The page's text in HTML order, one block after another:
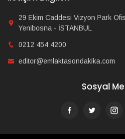
29 Ekim Caddesi Vizyon Park
Yenibosna - İSTANBUL
0212 454 4200
editor@emlaktasondakika.com
Sosyal